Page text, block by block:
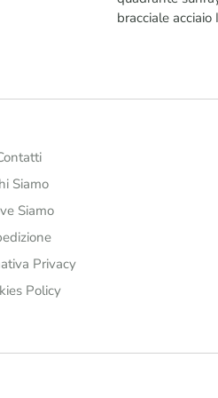
bracciale acciaio
Siamo
Siamo
Privacy
Policy